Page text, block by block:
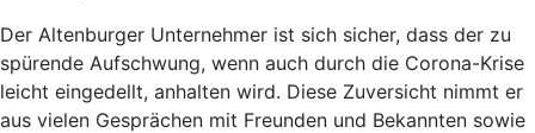
Der Altenburger Unternehmer ist sich sicher, dass der zu
spürende Aufschwung, wenn auch durch die Corona-Krise
leicht eingedellt, anhalten wird. Diese Zuversicht nimmt er
aus vielen Gesprächen mit Freunden und Bekannten sowie